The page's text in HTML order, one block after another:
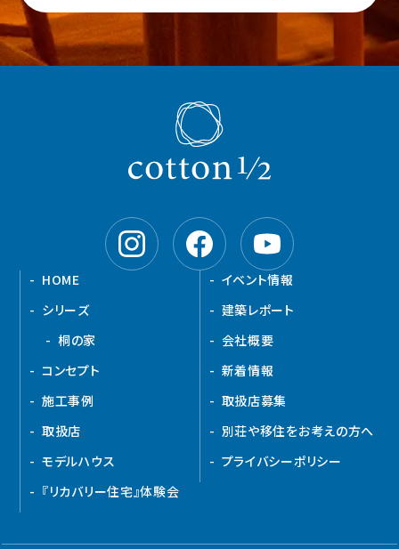
HOME
シリーズ
桐の家
コンセプト
施工事例
取扱店
モデルハウス
『リカバリー住宅』体験会
イベント情報
建築レポート
会社概要
新着情報
取扱店募集
別荘や移住をお考えの方へ
プライバシーポリシー